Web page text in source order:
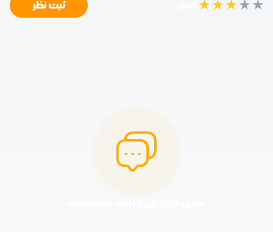
★★★★★ ثبت نظر